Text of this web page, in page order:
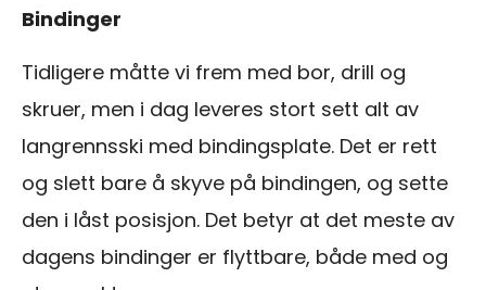
Bindinger
Tidligere måtte vi frem med bor, drill og
skruer, men i dag leveres stort sett alt av
langrennsski med bindingsplate. Det er rett
og slett bare å skyve på bindingen, og sette
den i låst posisjon. Det betyr at det meste av
dagens bindinger er flyttbare, både med og